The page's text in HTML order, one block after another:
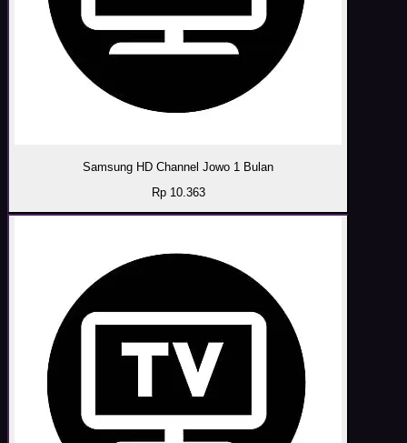
Samsung HD Channel Jowo 1 Bulan
Rp 10.363